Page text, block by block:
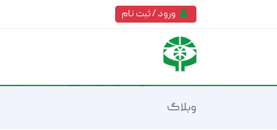
ورود / ثبت نام
وبلاگ